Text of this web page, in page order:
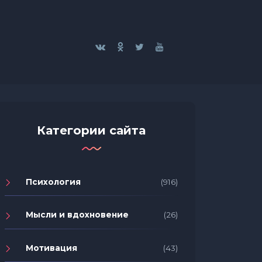
Категории сайта
Психология (916)
Мысли и вдохновение (26)
Мотивация (43)